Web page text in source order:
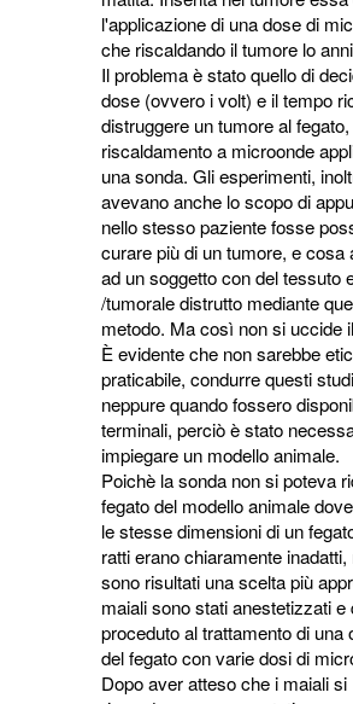
l'applicazione di una dose di
che riscaldando il tumore lo
Il problema è stato quello di
dose (ovvero i volt) e il tempo
distruggere un tumore al
riscaldamento a microonde
una sonda. Gli esperimenti,
avevano anche lo scopo di
nello stesso paziente fosse
curare più di un tumore, e cosa
ad un soggetto con del tessuto
/tumorale distrutto mediante
metodo. Ma così non si uccide
È evidente che non sarebbe
praticabile, condurre questi
neppure quando fossero
terminali, perciò è stato
impiegare un modello animale.
Poichè la sonda non si poteva
fegato del modello animale
le stesse dimensioni di un
ratti erano chiaramente
sono risultati una scelta più
maiali sono stati anestetizzati e
proceduto al trattamento di una
del fegato con varie dosi di
Dopo aver atteso che i maiali si